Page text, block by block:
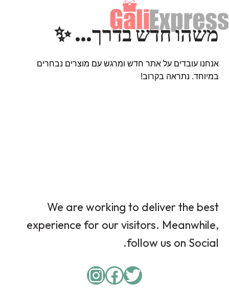
משהו חדש בדרך… ✨
אנחנו עובדים על אתר חדש ומרגש עם מוצרים נבחרים
במיוחד. נתראה בקרוב!
We are working to deliver the best
experience for our visitors. Meanwhile,
follow us on Social.
Twitter
Facebook
Instagram